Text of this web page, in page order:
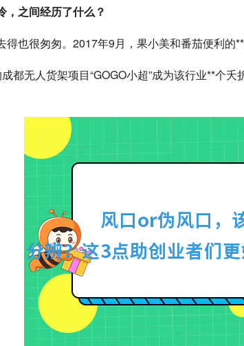
，之间经历了什么？
得也很匆匆。2017年9月，果小美和番茄便利的
都无人货架项目“GOGO小超”成为该行业**个